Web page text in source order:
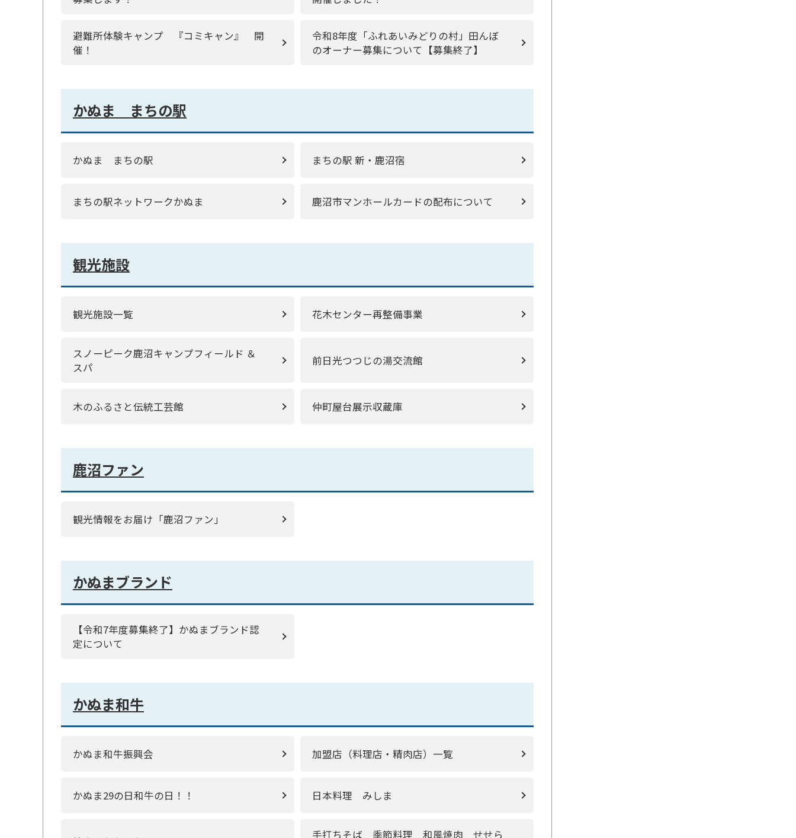
避難所体験キャンプ 『コミキャン』 開
催！
令和8年度「ふれあいみどりの村」田んぼ
のオーナー募集について【募集終了】
かぬま まちの駅
かぬま まちの駅 まちの駅 新・鹿沼宿
まちの駅ネットワークかぬま 鹿沼市マンホールカードの配布について
観光施設
観光施設一覧 花木センター再整備事業
スノーピーク鹿沼キャンプフィールド ＆
スパ
前日光つつじの湯交流館
木のふるさと伝統工芸館 仲町屋台展示収蔵庫
鹿沼ファン
観光情報をお届け「鹿沼ファン」
かぬまブランド
【令和7年度募集終了】かぬまブランド認
定について
かぬま和牛
かぬま和牛振興会 加盟店（料理店・精肉店）一覧
かぬま29の日和牛の日！！ 日本料理 みしま
手打ちそば 季節料理 和風焼肉 せせら